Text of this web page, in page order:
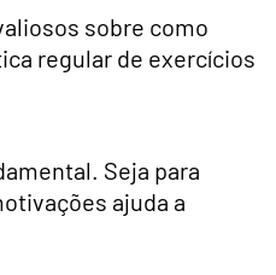
sobre como
regular de exercícios
Seja para
ajuda a